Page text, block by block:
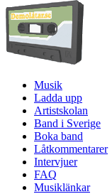
Musik
Ladda upp
Artistskolan
Band i Sverige
Boka band
Låtkommentarer
Intervjuer
FAQ
Musiklänkar